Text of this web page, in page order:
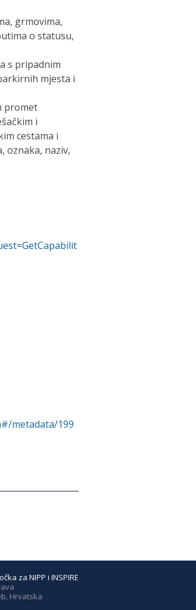
grmovima,
o statusu,
s pripadnim
mjesta i
promet
i
cestama i
oznaka, naziv,
metadata/199
za NIPP i INSPIRE
Hrvatska